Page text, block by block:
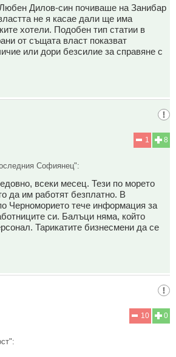
Дилов-син почиваше на Занибар
не я касае дали ще има
хотели. Подобен тип статии в
от същата власт показват
или дори безсилие за справяне с
8
1
Софиянец":
всеки месец. Тези по морето
да им работят безплатно. В
Черноморието тече информация за
си. Балъци няма, който
Тарикатите бизнесмени да се
0
10